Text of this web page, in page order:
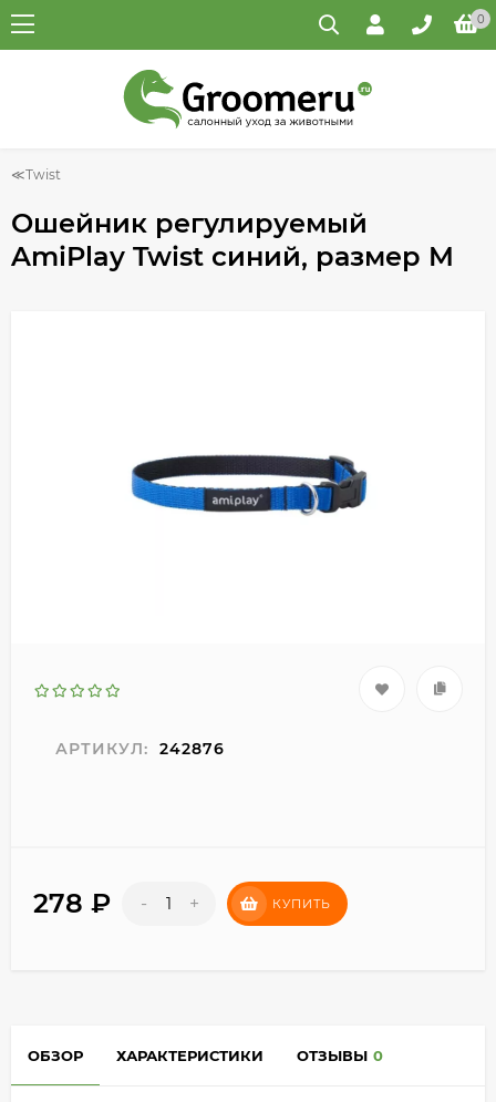
0
Twist
Ошейник регулируемый
AmiPlay Twist синий, размер M
АРТИКУЛ: 242876
278 ₽ - + КУПИТЬ
ОБЗОР ХАРАКТЕРИСТИКИ ОТЗЫВЫ 0